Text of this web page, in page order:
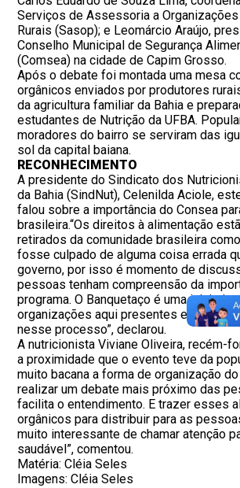
Serviços de Assessoria a
Rurais (Sasop); e Leomárcio Araújo,
Conselho Municipal de Segurança
(Comsea) na cidade de Capim Grosso.
Após o debate foi montada uma mesa
orgânicos enviados por produtores
da agricultura familiar da Bahia e
estudantes de Nutrição da UFBA.
moradores do bairro se serviram das
sol da capital baiana.
RECONHECIMENTO
A presidente do Sindicato dos
da Bahia (SindNut), Celenilda Aciole,
falou sobre a importância do Consea
brasileira.“Os direitos à alimentação
retirados da comunidade brasileira
fosse culpado de alguma coisa errada
governo, por isso é momento de
pessoas tenham compreensão da
programa. O Banquetaço é uma
organizações aqui presentes e espero
nesse processo”, declarou.
A nutricionista Viviane Oliveira, recém-
a proximidade que o evento teve da
muito bacana a forma de organização
realizar um debate mais próximo das
facilita o entendimento. E trazer esses
orgânicos para distribuir para as
muito interessante de chamar atenção
saudável”, comentou.
Matéria: Cléia Seles
Imagens: Cléia Seles